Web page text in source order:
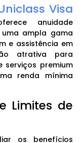
Visa
anuidade
ampla gama
e assistência em
atrativa para
serviços premium
renda mínima
Limites de
os benefícios